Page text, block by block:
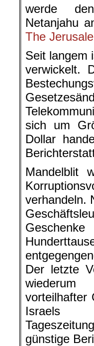
werde
Netanjahu
The
Seit langem
verwickelt.
sich um
Dollar
Mandelblit
verhandeln.
Der letzte
vorteilhafter
Israels
günstige